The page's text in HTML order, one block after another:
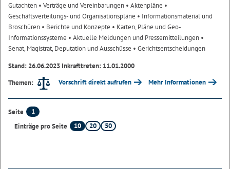
Gutachten • Verträge und Vereinbarungen • Aktenpläne •
Geschäftsverteilungs- und Organisationspläne • Informationsmaterial und
Broschüren • Berichte und Konzepte • Karten, Pläne und Geo-
Informationssysteme • Aktuelle Meldungen und Pressemitteilungen •
Senat, Magistrat, Deputation und Ausschüsse • Gerichtsentscheidungen
Stand: 26.06.2023 Inkrafttreten: 11.01.2000
Themen:
Vorschrift direkt aufrufen Mehr Informationen
Seite
1
Einträge pro Seite
10 20 50